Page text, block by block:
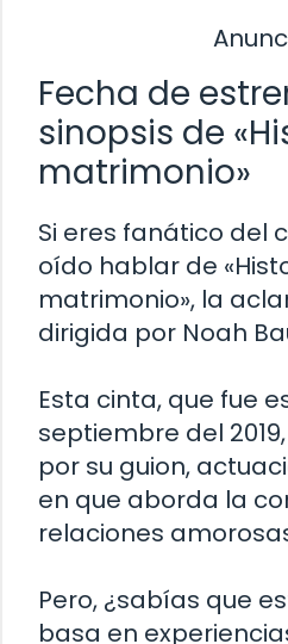
Fecha de
sinopsis de
matrimonio»
Si eres fanático del
oído hablar de
matrimonio», la
dirigida por Noah
Esta cinta, que fue
septiembre del
por su guion,
en que aborda la
relaciones
Pero, ¿sabías que
basa en